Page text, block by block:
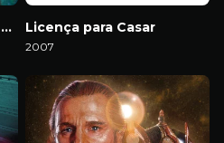
Goosebumps: Monstros e Arrepios Licença para Casar
2007